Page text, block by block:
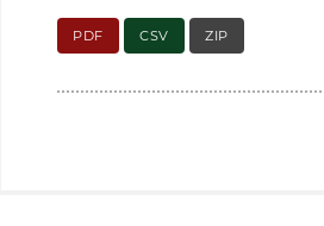
PDF CSV ZIP